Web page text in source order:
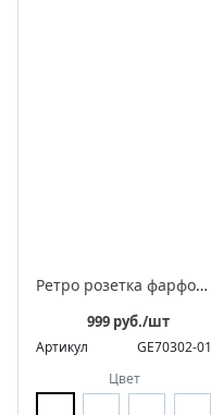
Ретро розетка фарфоровая электрическая с заземляющим контактом, серия "АВРОРА"
999 руб./шт
Артикул
GE70302-01
Цвет